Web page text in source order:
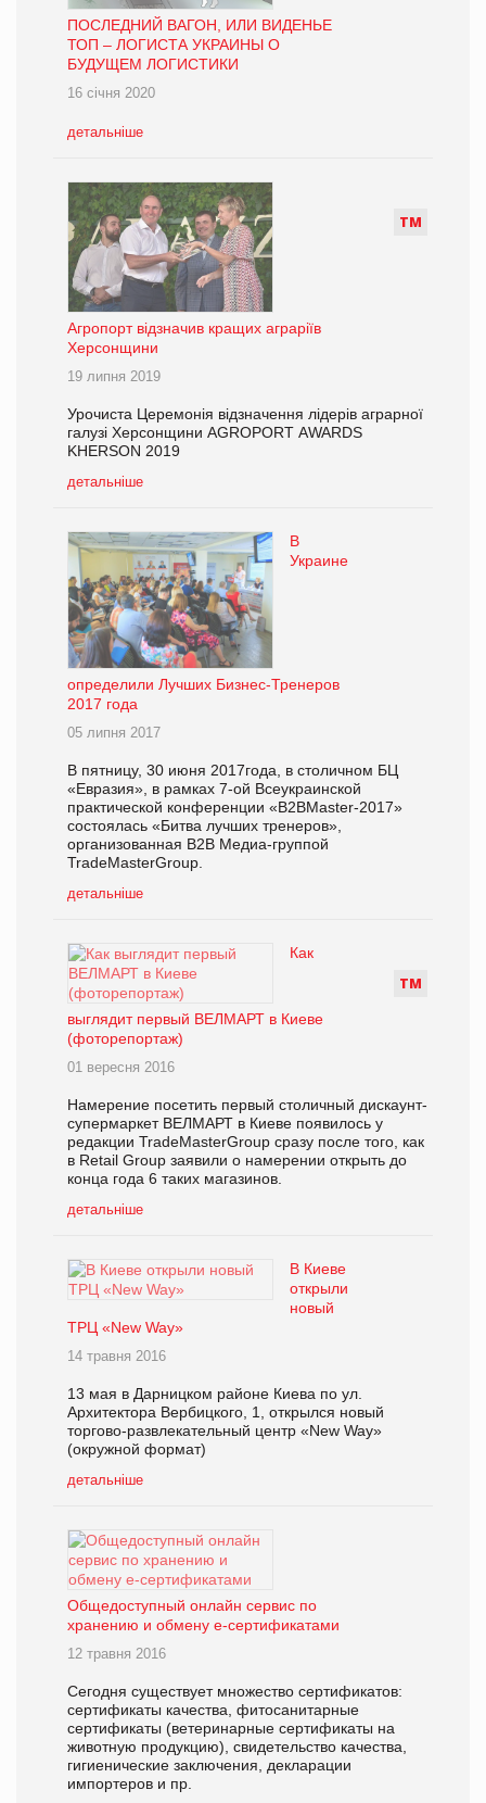
ПОСЛЕДНИЙ ВАГОН, ИЛИ ВИДЕНЬЕ
ТОП – ЛОГИСТА УКРАИНЫ О
БУДУЩЕМ ЛОГИСТИКИ
16 січня 2020
детальніше
ТМ
Агропорт відзначив кращих аграріїв
Херсонщини
19 липня 2019
Урочиста Церемонія відзначення лідерів аграрної
галузі Херсонщини AGROPORT АWARDS
KHERSON 2019
детальніше
В
Украине
определили Лучших Бизнес-Тренеров
2017 года
05 липня 2017
В пятницу, 30 июня 2017года, в столичном БЦ
«Евразия», в рамках 7-ой Всеукраинской
практической конференции «B2BMaster-2017»
состоялась «Битва лучших тренеров»,
организованная B2B Медиа-группой
TradeMasterGroup.
детальніше
ТМ
Как
выглядит первый ВЕЛМАРТ в Киеве
(фоторепортаж)
01 вересня 2016
Намерение посетить первый столичный дискаунт-
супермаркет ВЕЛМАРТ в Киеве появилось у
редакции TradeMasterGroup сразу после того, как
в Retail Group заявили о намерении открыть до
конца года 6 таких магазинов.
детальніше
В Киеве
открыли
новый
ТРЦ «New Way»
14 травня 2016
13 мая в Дарницком районе Киева по ул.
Архитектора Вербицкого, 1, открылся новый
торгово-развлекательный центр «New Way»
(окружной формат)
детальніше
Общедоступный онлайн сервис по
хранению и обмену e-сертификатами
12 травня 2016
Сегодня существует множество сертификатов:
сертификаты качества, фитосанитарные
сертификаты (ветеринарные сертификаты на
животную продукцию), свидетельство качества,
гигиенические заключения, декларации
импортеров и пр.